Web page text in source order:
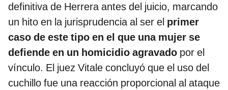
definitiva de Herrera antes del juicio, marcando
un hito en la jurisprudencia al ser el primer
caso de este tipo en el que una mujer se
defiende en un homicidio agravado por el
vínculo. El juez Vitale concluyó que el uso del
cuchillo fue una reacción proporcional al ataque